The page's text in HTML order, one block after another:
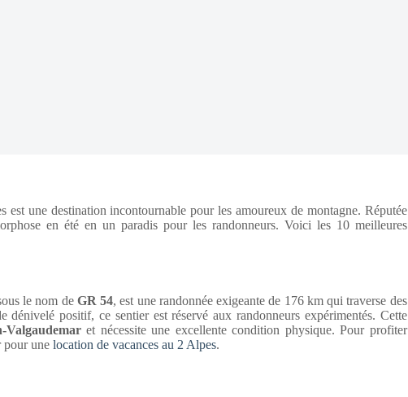
une destination incontournable pour les amoureux de montagne. Réputée
en été en un paradis pour les randonneurs. Voici les 10 meilleures
le nom deGR 54, est une randonnée exigeante de 176 km qui traverse des
dénivelé positif, ce sentier est réservé aux randonneurs expérimentés. Cette
Valgaudemaret nécessite une excellente condition physique. Pour profiter
pour une location de vacances au 2 Alpes.